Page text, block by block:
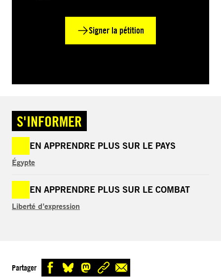
Signer la pétition
S'INFORMER
EN APPRENDRE PLUS SUR LE PAYS
Égypte
EN APPRENDRE PLUS SUR LE COMBAT
Liberté d’expression
Partager